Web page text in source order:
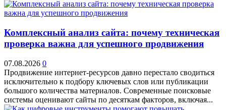
Комплексный анализ сайта: почему техническая
проверка важна для успешного продвижения
07.08.2026 0
Продвижение интернет-ресурсов давно перестало сводиться
исключительно к подбору ключевых слов или публикации
большого количества материалов. Современные поисковые
системы оценивают сайты по десяткам факторов, включая...